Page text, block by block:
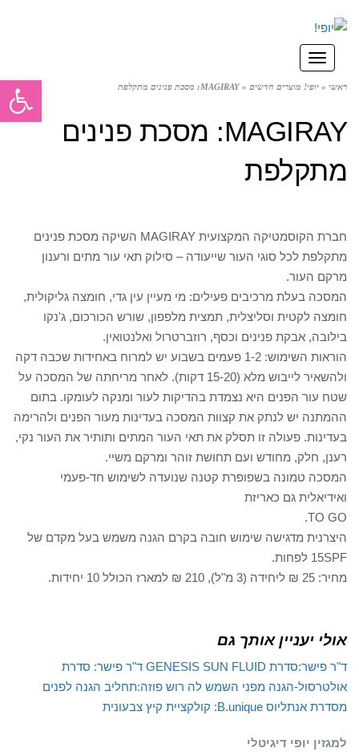
תפריט
ראשי » יופי! מוצרים חדשים » MAGIRAY: מסכת פנינים מתקלפת
MAGIRAY: מסכת פנינים
מתקלפת
חברת הקוסמטיקה המקצועית MAGIRAY השיקה מסכת פנינים
מתקלפת לכל סוגי העור שייעודה – סילוק תאי עור מתים ורענון
מרקם העור.
המסכה בעלת מרכיבים פעילים: מי מעיין עין גדי, חומצה גליקולית,
חומצה לקטית וסליצלית, תמצית מלפפון, שורש הכורכום, ג'נקו
בילובה, אבקת פנינים וכסף, רוזברטרול ואלנטואין.
הוראות השימוש: 1-2 פעמים בשבוע יש למרוח באחידות שכבה דקה
ולהשאיר לייבוש מלא (15-20 דקות). לאחר מריחתה של המסכה על
שטח עור הפנים היא נצמדת בהדיקות לעור ומנקה לעומקו. בתום
ההמתנה יש לנתק את קצוות המסכה בעדינות מעור הפנים ולהרימה
בעדינות. פעולה זו תסלק את תאי העור המתים ותותיר את העור נקי,
רענן, חלק, מחודש ועם תחושת זוהר ומרקם משיי.
המסכה טמונה בשפופרת קטנה שנועדה לשימוש חד-פעמי
ואידיאלית גם כאריזת
TO GO.
היצרנית מדגישה שימוש חובה בקרם הגנה משמש בעל מקדם של
15SPF לפחות.
מחיר: 25 ₪ ליחידה (3 מ"ל), 210 ₪ למארז הכולל 10 יחידות.
אולי יעניין אותך גם
ד"ר פישר:סדרת GENESIS SUN FLUID
ד"ר פישר: סדרת
אולטרסול-הגנה מפני השמש לה רוש פוזה:תחליב הגנה לפנים
מסדרת אנתליוס B.unique: קולקציית קיץ צבעונית
למגזין יופי דיגיטלי
פתח